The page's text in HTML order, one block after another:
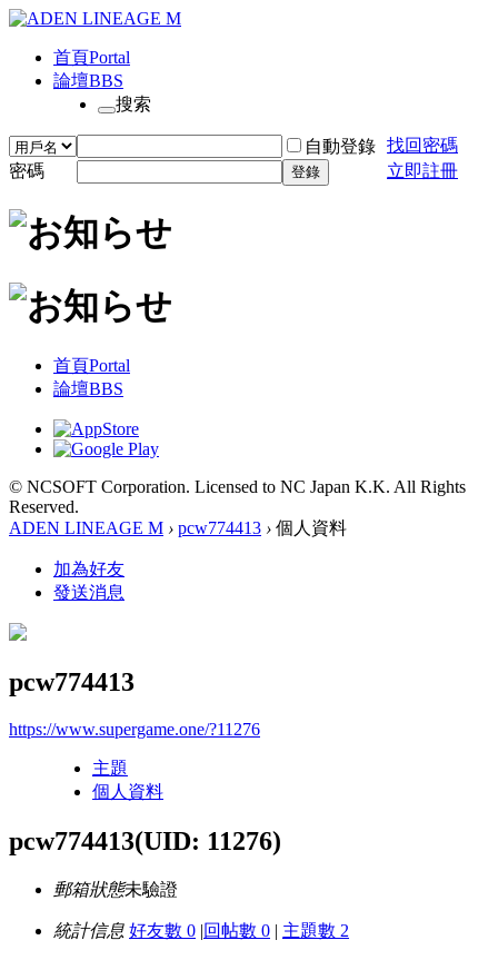
首頁Portal
論壇BBS
搜索
自動登錄 找回密碼
密碼
登錄 立即註冊
首頁Portal
論壇BBS
© NCSOFT Corporation. Licensed to NC Japan K.K. All Rights
Reserved.
ADEN LINEAGE M › pcw774413 › 個人資料
加為好友
發送消息
pcw774413
https://www.supergame.one/?11276
主題
個人資料
pcw774413(UID: 11276)
郵箱狀態未驗證
統計信息 好友數 0 |回帖數 0 | 主題數 2